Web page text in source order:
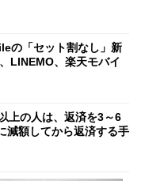
の「セット割なし」新
LINEMO、楽天モバイ
上の人は、返済を3～6
減額してから返済する手